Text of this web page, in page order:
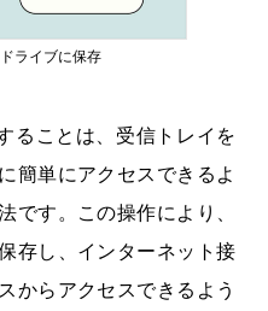
ライブに保存
ることは、受信トレイを
簡単にアクセスできるよ
です。この操作により、
存し、インターネット接
からアクセスできるよう